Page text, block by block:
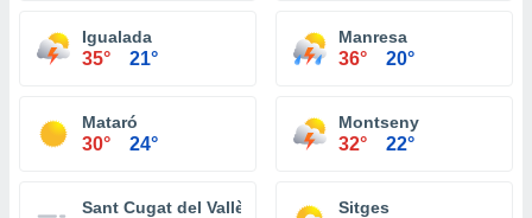
Igualada
35° 21°
Manresa
36° 20°
Mataró
30° 24°
Montseny
32° 22°
Sant Cugat del Vallès Sitges